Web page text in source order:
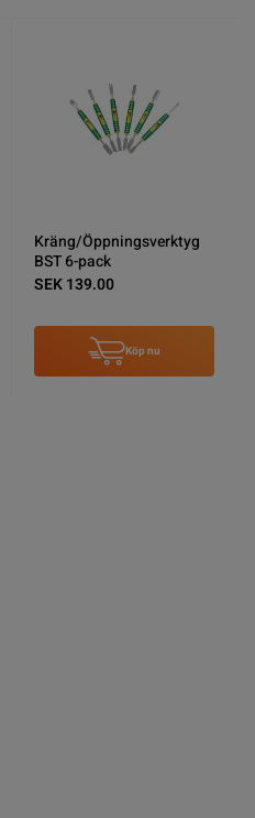
Kräng/Öppningsverktyg
BST 6-pack
SEK 139.00
Köp nu